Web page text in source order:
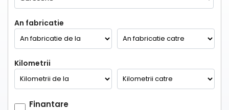
An fabricatie
Kilometrii
Finantare